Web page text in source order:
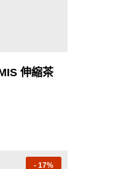
伸縮茶
- 17%